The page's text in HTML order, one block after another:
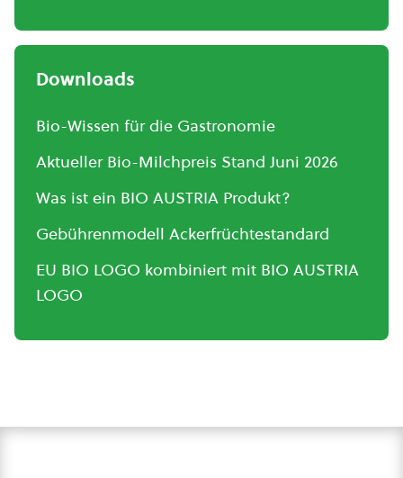
Downloads
Bio-Wissen für die Gastronomie
Aktueller Bio-Milchpreis Stand Juni 2026
Was ist ein BIO AUSTRIA Produkt?
Gebührenmodell Ackerfrüchtestandard
EU BIO LOGO kombiniert mit BIO AUSTRIA
LOGO